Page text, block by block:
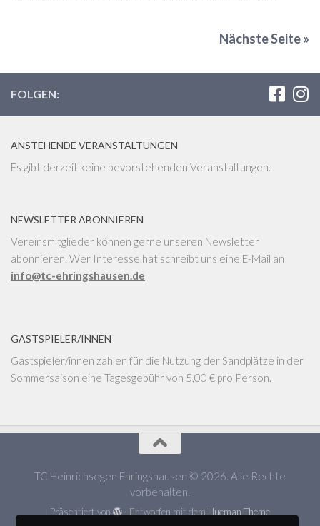
Nächste Seite »
FOLGEN:
ANSTEHENDE VERANSTALTUNGEN
Es gibt derzeit keine bevorstehenden Veranstaltungen.
NEWSLETTER ABONNIEREN
Vereinsmitglieder können gerne unseren Newsletter
abonnieren. Wer Interesse hat schreibt uns eine E-Mail an
info@tc-ehringshausen.de
GASTSPIELER/INNEN
Gastspieler/innen zahlen für die Nutzung der Sandplätze in der
Sommersaison eine Tagesgebühr von 5,00 € pro Person.
TC Heinrichsegen Ehringshausen © 2026. Alle Rechte
vorbehalten.
Präsentiert von - Entworfen mit demHueman-Theme